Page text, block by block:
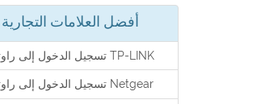
أفضل العلامات التجارية
تسجيل الدخول إلى راوتر TP-LINK
تسجيل الدخول إلى راوتر Netgear